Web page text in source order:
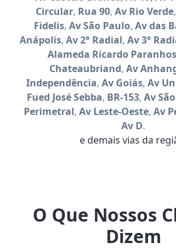
Circular, Rua 90, Av Rio Verde,
Fidelis, Av São Paulo, Av das
Anápolis, Av 2° Radial, Av 3°
Alameda Ricardo Paranhos
Chateaubriand, Av
Independência, Av Goiás, Av
Fued José Sebba, BR-153, Av
Perimetral, Av Leste-Oeste, Av
Av D.
e demais vias da
O Que Nossos
Dizem